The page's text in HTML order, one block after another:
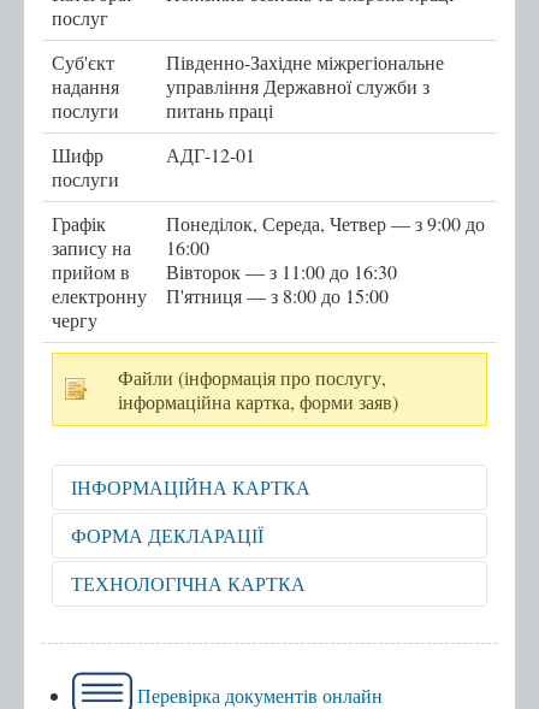
с. Іванківці
с. Чернихів
с. Кобзарівка
с. Городище
Послуги
Послуги передбачені для захисників та
захисниць
Міністерство у справах ветеранів України
е-Ветеран
Послуги за суб'єктами надання
Перелік всіх послуг
Державні послуги онлайн
Черга
послуг
Суб'єкт
надання
послуги
Південно-Західне міжрегіональне
управління Державної служби з
питань праці
Шифр
послуги
АДГ-12-01
Графік
запису на
прийом в
електронну
чергу
Понеділок, Середа, Четвер — з 9:00 до
16:00
Вівторок — з 11:00 до 16:30
П'ятниця — з 8:00 до 15:00
Файли (інформація про послугу,
інформаційна картка, форми заяв)
ІНФОРМАЦІЙНА КАРТКА
Відкрити для перегляду
ФОРМА ДЕКЛАРАЦІЇ
Відкрити для перегляду
ТЕХНОЛОГІЧНА КАРТКА
Перевірка документів онлайн